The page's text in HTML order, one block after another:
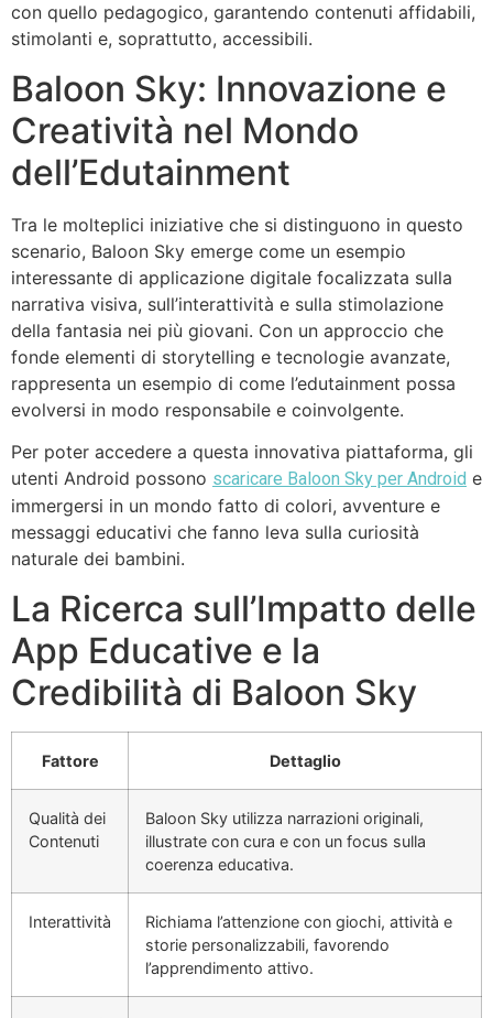
con quello pedagogico, garantendo contenuti affidabili,
stimolanti e, soprattutto, accessibili.
Baloon Sky: Innovazione e
Creatività nel Mondo
dell’Edutainment
Tra le molteplici iniziative che si distinguono in questo
scenario, Baloon Sky emerge come un esempio
interessante di applicazione digitale focalizzata sulla
narrativa visiva, sull’interattività e sulla stimolazione
della fantasia nei più giovani. Con un approccio che
fonde elementi di storytelling e tecnologie avanzate,
rappresenta un esempio di come l’edutainment possa
evolversi in modo responsabile e coinvolgente.
Per poter accedere a questa innovativa piattaforma, gli
utenti Android possono scaricare Baloon Sky per Android e
immergersi in un mondo fatto di colori, avventure e
messaggi educativi che fanno leva sulla curiosità
naturale dei bambini.
La Ricerca sull’Impatto delle
App Educative e la
Credibilità di Baloon Sky
Fattore Dettaglio
Qualità dei
Contenuti
Baloon Sky utilizza narrazioni originali,
illustrate con cura e con un focus sulla
coerenza educativa.
Interattività
Richiama l’attenzione con giochi, attività e
storie personalizzabili, favorendo
l’apprendimento attivo.